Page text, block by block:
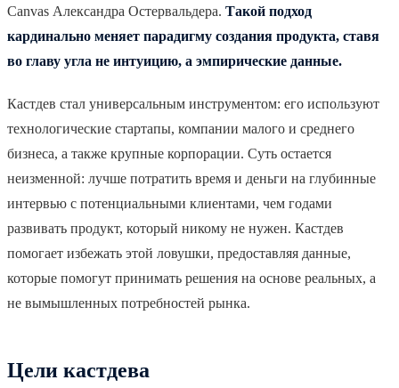
Canvas Александра Остервальдера. Такой подход
кардинально меняет парадигму создания продукта, ставя
во главу угла не интуицию, а эмпирические данные.
Кастдев стал универсальным инструментом: его используют
технологические стартапы, компании малого и среднего
бизнеса, а также крупные корпорации. Суть остается
неизменной: лучше потратить время и деньги на глубинные
интервью с потенциальными клиентами, чем годами
развивать продукт, который никому не нужен. Кастдев
помогает избежать этой ловушки, предоставляя данные,
которые помогут принимать решения на основе реальных, а
не вымышленных потребностей рынка.
Цели кастдева